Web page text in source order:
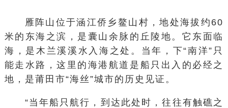
雁阵山位于涵江侨乡鳌山村，地处海拔约60
米的东海之滨，是囊山余脉的丘陵地。它东面临
海，是木兰溪溪水入海之处。当年，下“南洋”只
能走水路，这里的海港航道是船只出入的必经之
地，是莆田市“海丝”城市的历史见证。
“当年船只航行，到达此处时，往往有触礁之